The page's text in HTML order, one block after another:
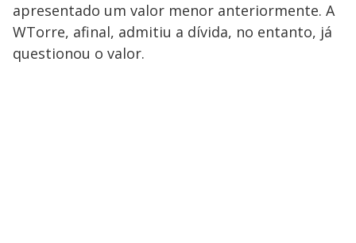
apresentado um valor menor anteriormente. A
WTorre, afinal, admitiu a dívida, no entanto, já
questionou o valor.